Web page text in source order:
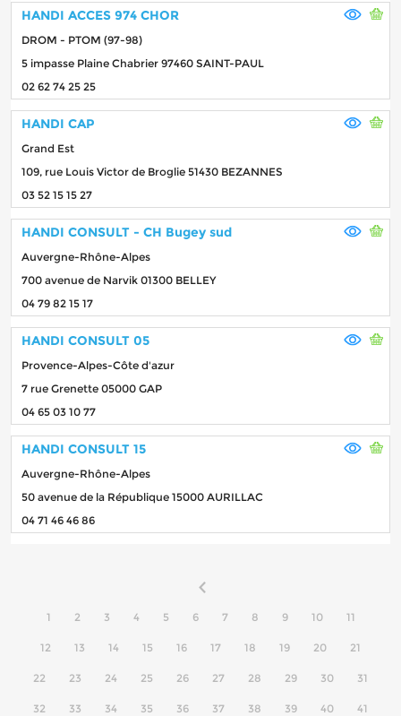
HANDI ACCES 974 CHOR
DROM - PTOM (97-98)
5 impasse Plaine Chabrier 97460 SAINT-PAUL
02 62 74 25 25
HANDI CAP
Grand Est
109, rue Louis Victor de Broglie 51430 BEZANNES
03 52 15 15 27
HANDI CONSULT - CH Bugey sud
Auvergne-Rhône-Alpes
700 avenue de Narvik 01300 BELLEY
04 79 82 15 17
HANDI CONSULT 05
Provence-Alpes-Côte d'azur
7 rue Grenette 05000 GAP
04 65 03 10 77
HANDI CONSULT 15
Auvergne-Rhône-Alpes
50 avenue de la République 15000 AURILLAC
04 71 46 46 86
1 2 3 4 5 6 7 8 9 10 11
12 13 14 15 16 17 18 19 20 21
22 23 24 25 26 27 28 29 30 31
32 33 34 35 36 37 38 39 40 41